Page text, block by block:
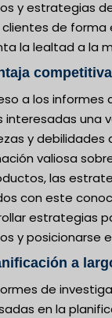
y estrategias
de forma
la lealtad a la
a los
interesadas una
y debilidades
valiosa
las
con este
estrategias
y posicionarse
a
de
en la